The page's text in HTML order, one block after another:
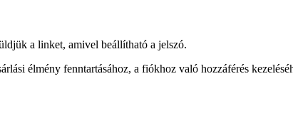
a linket, amivel beállítható a jelszó.
élmény fenntartásához, a fiókhoz való hozzáférés